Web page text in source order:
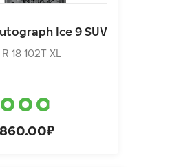
Ice 9 SUV
18 102T XL